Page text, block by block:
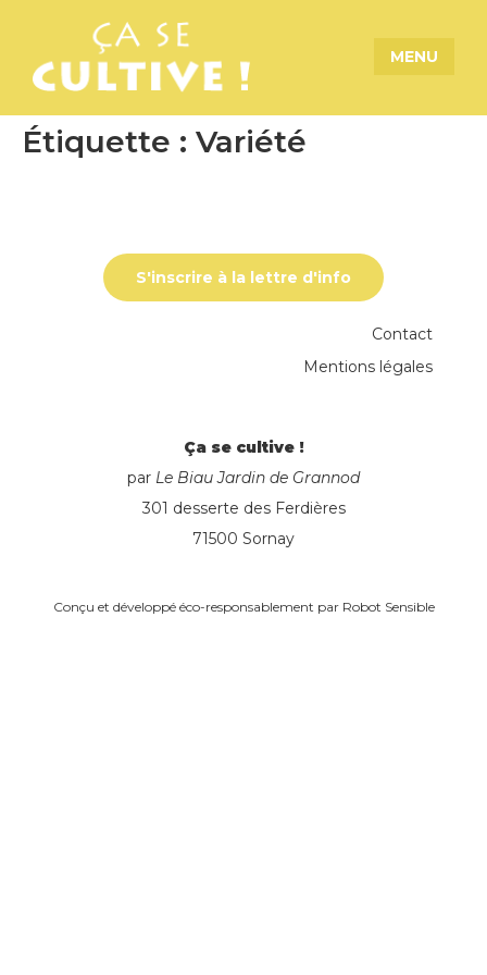
MENU
Étiquette : Variété
Ça se cultive !
par Le Biau Jardin de Grannod
301 desserte des Ferdières
71500 Sornay
S'inscrire à la lettre d'info
Contact
Mentions légales
Conçu et développé éco-responsablement par Robot Sensible